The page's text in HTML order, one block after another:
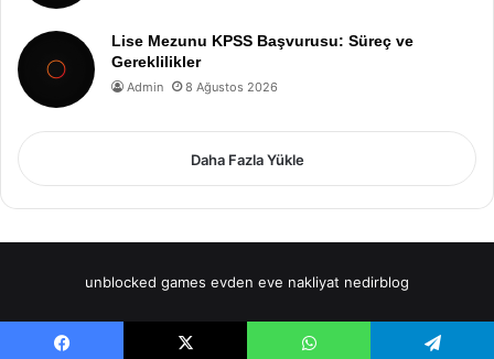
Lise Mezunu KPSS Başvurusu: Süreç ve
Gereklilikler
Admin 8 Ağustos 2026
Daha Fazla Yükle
unblocked games evden eve nakliyat nedirblog